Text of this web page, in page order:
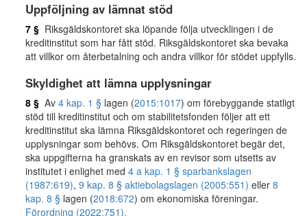
Uppföljning av lämnat stöd
7 § Riksgäldskontoret ska löpande följa utvecklingen i de
kreditinstitut som har fått stöd. Riksgäldskontoret ska bevaka
att villkor om återbetalning och andra villkor för stödet uppfylls.
Skyldighet att lämna upplysningar
8 § Av 4 kap. 1 § lagen (2015:1017) om förebyggande statligt
stöd till kreditinstitut och om stabilitetsfonden följer att ett
kreditinstitut ska lämna Riksgäldskontoret och regeringen de
upplysningar som behövs. Om Riksgäldskontoret begär det,
ska uppgifterna ha granskats av en revisor som utsetts av
institutet i enlighet med 4 a kap. 1 § sparbankslagen
(1987:619), 9 kap. 8 § aktiebolagslagen (2005:551) eller 8
kap. 8 § lagen (2018:672) om ekonomiska föreningar.
Förordning (2022:751).